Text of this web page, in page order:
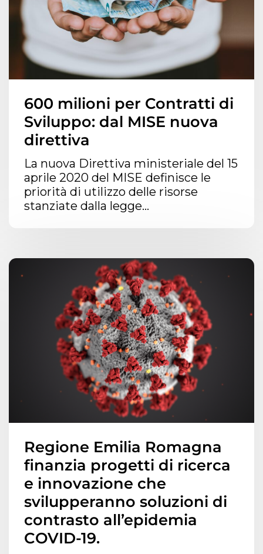
600 milioni per Contratti di
Sviluppo: dal MISE nuova
direttiva
La nuova Direttiva ministeriale del 15
aprile 2020 del MISE definisce le
priorità di utilizzo delle risorse
stanziate dalla legge...
Regione Emilia Romagna
finanzia progetti di ricerca
e innovazione che
svilupperanno soluzioni di
contrasto all’epidemia
COVID-19.